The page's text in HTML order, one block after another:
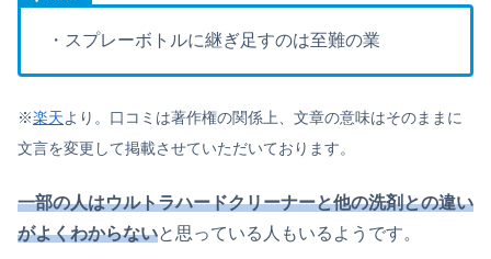
・スプレーボトルに継ぎ足すのは至難の業
※楽天より。口コミは著作権の関係上、文章の意味はそのままに
文言を変更して掲載させていただいております。
一部の人はウルトラハードクリーナーと他の洗剤との違い
がよくわからないと思っている人もいるようです。